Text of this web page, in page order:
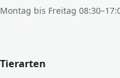
Montag bis Freitag
Tierarten